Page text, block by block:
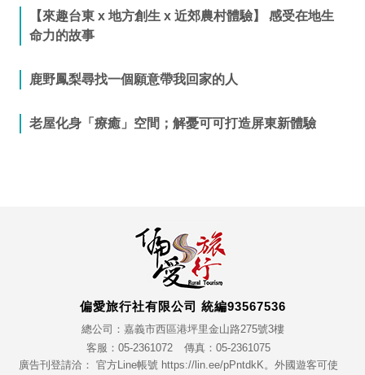
【來趣台東 x 地方創生 x 近郊農村體驗】 感受在地生
命力的故事
鹿野鳳梨尋找一個願意帶我回家的人
老屋化身「療癒」空間；解憂可可打造屏東新體驗
偏愛旅行社有限公司 統編93567536
總公司：嘉義市西區港坪里金山路275號3樓
客服：05-2361072
傳真：05-2361075
廣告刊登請洽： 官方Line帳號 https://lin.ee/pPntdkK。外國遊客可使